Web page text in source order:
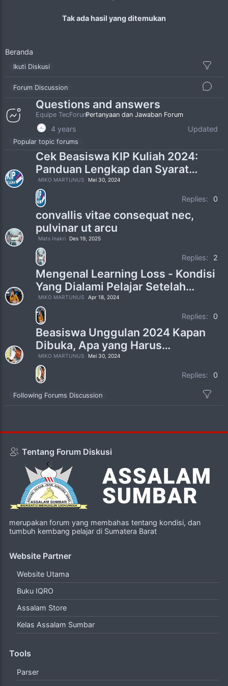
NaN tahun lalu
Tak ada hasil yang ditemukan
Beranda
Ikuti Diskusi
Forum Discussion
Questions and answers
Equipe TecForumPertanyaan dan Jawaban Forum
Updated
4 years
Popular topic forums
Cek Beasiswa KIP Kuliah 2024:
Panduan Lengkap dan Syarat
Pendaftaran
MIKO MARTUNUS Mei 30, 2024
Replies: 0
convallis vitae consequat nec,
pulvinar ut arcu
Mats Inakri Des 19, 2025
Replies: 2
Mengenal Learning Loss - Kondisi
Yang Dialami Pelajar Setelah
Pandemi
MIKO MARTUNUS Apr 18, 2024
Replies: 0
Beasiswa Unggulan 2024 Kapan
Dibuka, Apa yang Harus
Dipersiapkan
MIKO MARTUNUS Mei 30, 2024
Replies: 0
Following Forums Discussion
Tentang Forum Diskusi
merupakan forum yang membahas tentang kondisi, dan
tumbuh kembang pelajar di Sumatera Barat
Website Partner
Website Utama
Buku IQRO
Assalam Store
Kelas Assalam Sumbar
Tools
Parser